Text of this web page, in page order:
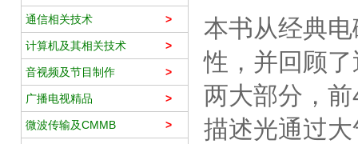
>
通信相关技术
>
计算机及其相关技术
>
音视频及节目制作
>
广播电视精品
>
微波传输及CMMB
本书从经典
性，并回顾
两大部分，
描述光通过